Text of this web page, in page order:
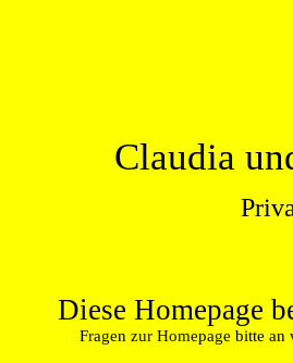
Claudia
Diese Homepage
Fragen zur Homepage bitte